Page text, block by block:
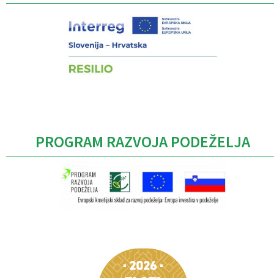
PROGRAM RAZVOJA PODEŽELJA